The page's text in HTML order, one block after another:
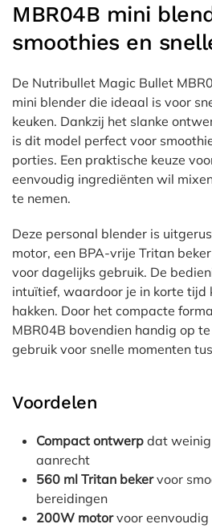
MBR04B mini
smoothies en
De Nutribullet Magic Bullet
mini blender die ideaal is voor
keuken. Dankzij het slanke
is dit model perfect voor
porties. Een praktische keuze
eenvoudig ingrediënten wil
te nemen.
Deze personal blender is
motor, een BPA-vrije Tritan
voor dagelijks gebruik. De
intuïtief, waardoor je in korte tijd
hakken. Door het compacte
MBR04B bovendien handig op
gebruik voor snelle momenten
Voordelen
Compact ontwerp dat
aanrecht
560 ml Tritan bekervoor
bereidingen
200W motorvoor eenvoudig